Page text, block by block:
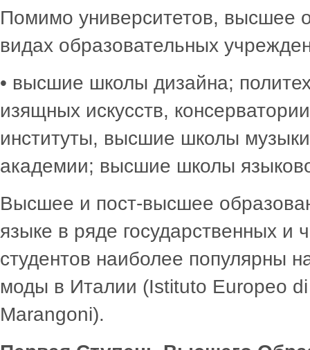
Помимо университетов, высшее
видах образовательных
• высшие школы дизайна;
изящных искусств,
институты, высшие школы
академии; высшие школы
Высшее и пост-высшее
языке в ряде государственных
студентов наиболее популярны
моды в Италии (Istituto Europeo
Marangoni).